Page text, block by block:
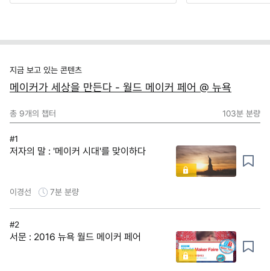
지금 보고 있는 콘텐츠
메이커가 세상을 만든다 - 월드 메이커 페어 @ 뉴욕
총 9개의 챕터 103분 분량
#1
저자의 말 : '메이커 시대'를 맞이하다
이경선 7분 분량
#2
서문 : 2016 뉴욕 월드 메이커 페어